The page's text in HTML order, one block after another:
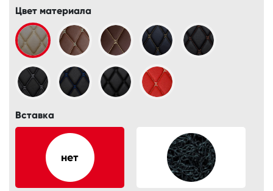
Цвет материала
Вставка